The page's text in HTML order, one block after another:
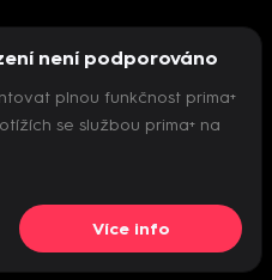
přehrávač
není podporováno
plnou funkčnost prima+
se službou prima+ na
Více info